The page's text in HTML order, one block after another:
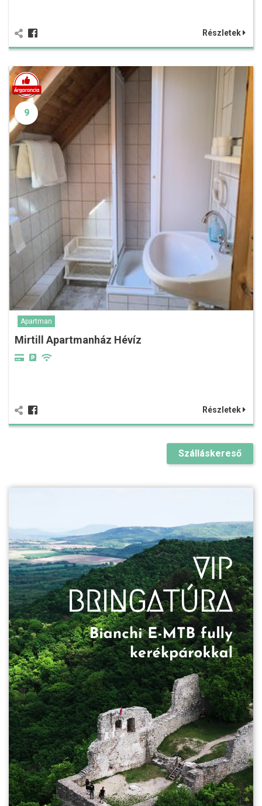
Részletek
9
Apartman
Mirtill Apartmanház Hévíz
Részletek
Szálláskereső